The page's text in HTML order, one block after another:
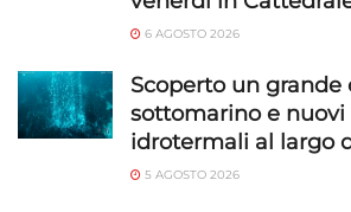
6 AGOSTO 2026
Scoperto un grande
sottomarino e
idrotermali al largo
5 AGOSTO 2026